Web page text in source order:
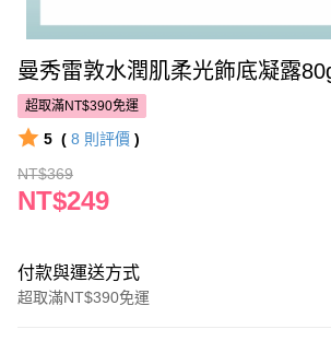
曼秀雷敦水潤肌柔光飾底凝露
超取滿NT$390免運
5 ( 8 則評價 )
NT$369
NT$249
付款與運送方式
超取滿NT$390免運